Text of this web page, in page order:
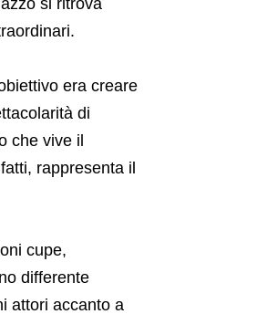
era creare
di
che vive il
rappresenta il
cupe,
differente
attori accanto a